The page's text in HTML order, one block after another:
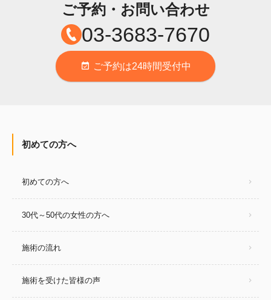
ご予約・お問い合わせ
03-3683-7670
event_available ご予約は24時間受付中
初めての方へ
初めての方へ
30代～50代の女性の方へ
施術の流れ
施術を受けた皆様の声